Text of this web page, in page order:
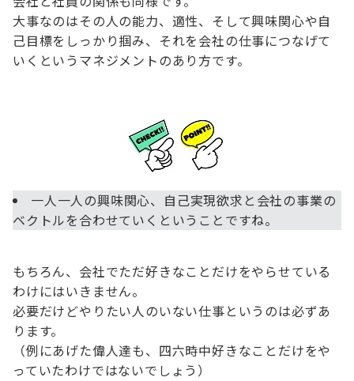
大事なのはその人の能力、適性、そして興味関心や自
己目標をしっかり掴み、それを会社の仕事につなげて
いくというマネジメントのあり方です。
一人一人の興味関心、自己実現欲求と会社の事業の
ベクトルを合わせていくということですね。
もちろん、会社でただ好きなことだけをやらせている
わけにはいきません。
必要だけどやりたい人のいない仕事というのは必ずあ
ります。
（例にあげた偉人達も、四六時中好きなことだけをや
っていたわけではないでしょう）